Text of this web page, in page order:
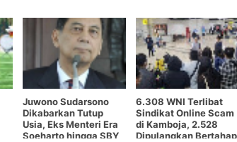
Juwono Sudarsono
Dikabarkan Tutup
Usia, Eks Menteri Era
Soeharto hingga SBY
6.308 WNI Terlibat
Sindikat Online Scam
di Kamboja, 2.528
Dipulangkan Bertahap